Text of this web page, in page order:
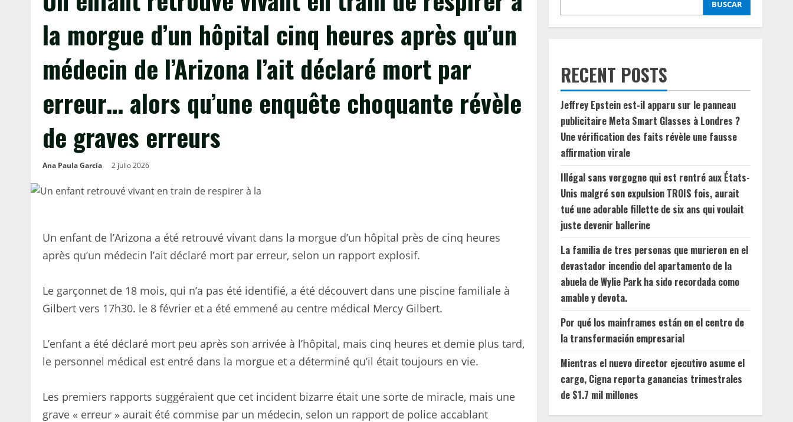
la morgue d’un hôpital cinq heures après qu’un
médecin de l’Arizona l’ait déclaré mort par
erreur… alors qu’une enquête choquante révèle
de graves erreurs
Ana Paula García 2 julio 2026
Un enfant de l’Arizona a été retrouvé vivant dans la morgue d’un hôpital près de cinq heures
après qu’un médecin l’ait déclaré mort par erreur, selon un rapport explosif.
Le garçonnet de 18 mois, qui n’a pas été identifié, a été découvert dans une piscine familiale à
Gilbert vers 17h30. le 8 février et a été emmené au centre médical Mercy Gilbert.
L’enfant a été déclaré mort peu après son arrivée à l’hôpital, mais cinq heures et demie plus tard,
le personnel médical est entré dans la morgue et a déterminé qu’il était toujours en vie.
Les premiers rapports suggéraient que cet incident bizarre était une sorte de miracle, mais une
grave « erreur » aurait été commise par un médecin, selon un rapport de police accablant
BUSCAR
RECENT POSTS
Jeffrey Epstein est-il apparu sur le panneau
publicitaire Meta Smart Glasses à Londres ?
Une vérification des faits révèle une fausse
affirmation virale
Illégal sans vergogne qui est rentré aux États-
Unis malgré son expulsion TROIS fois, aurait
tué une adorable fillette de six ans qui voulait
juste devenir ballerine
La familia de tres personas que murieron en el
devastador incendio del apartamento de la
abuela de Wylie Park ha sido recordada como
amable y devota.
Por qué los mainframes están en el centro de
la transformación empresarial
Mientras el nuevo director ejecutivo asume el
cargo, Cigna reporta ganancias trimestrales
de $1.7 mil millones